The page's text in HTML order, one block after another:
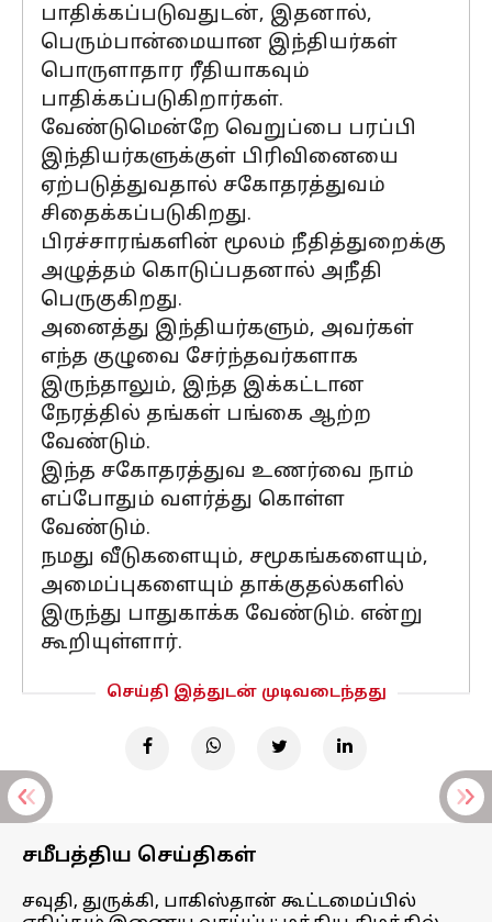
பாதிக்கப்படுவதுடன், இதனால்,
பெரும்பான்மையான இந்தியர்கள்
பொருளாதார ரீதியாகவும்
பாதிக்கப்படுகிறார்கள்.
வேண்டுமென்றே வெறுப்பை பரப்பி
இந்தியர்களுக்குள் பிரிவினையை
ஏற்படுத்துவதால் சகோதரத்துவம்
சிதைக்கப்படுகிறது.
பிரச்சாரங்களின் மூலம் நீதித்துறைக்கு
அழுத்தம் கொடுப்பதனால் அநீதி
பெருகுகிறது.
அனைத்து இந்தியர்களும், அவர்கள்
எந்த குழுவை சேர்ந்தவர்களாக
இருந்தாலும், இந்த இக்கட்டான
நேரத்தில் தங்கள் பங்கை ஆற்ற
வேண்டும்.
இந்த சகோதரத்துவ உணர்வை நாம்
எப்போதும் வளர்த்து கொள்ள
வேண்டும்.
நமது வீடுகளையும், சமூகங்களையும்,
அமைப்புகளையும் தாக்குதல்களில்
இருந்து பாதுகாக்க வேண்டும். என்று
கூறியுள்ளார்.
செய்தி இத்துடன் முடிவடைந்தது
சமீபத்திய செய்திகள்
சவுதி, துருக்கி, பாகிஸ்தான் கூட்டமைப்பில்